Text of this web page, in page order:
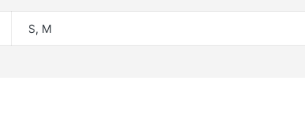
S, M